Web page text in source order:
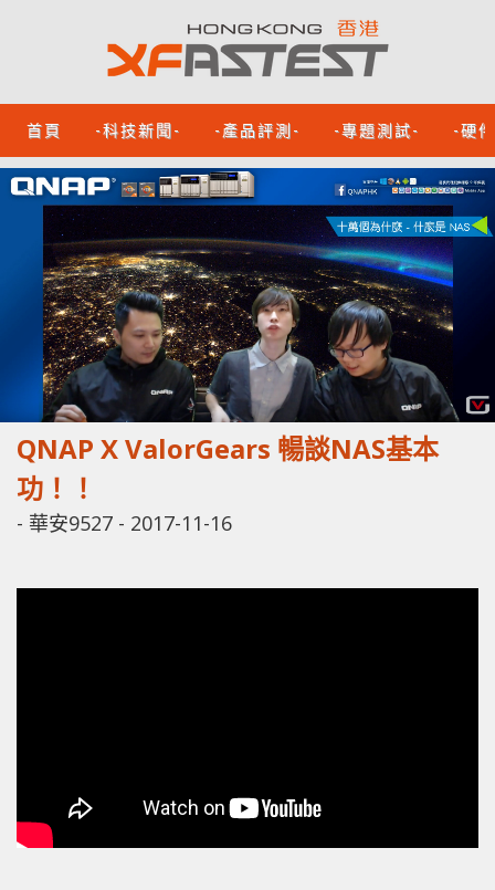
首頁 -科技新聞- -產品評測- -專題測試- -硬
QNAP X ValorGears 暢談NAS基本
功！！
- 華安9527 - 2017-11-16